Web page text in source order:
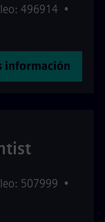
496914 •
información
507999 •